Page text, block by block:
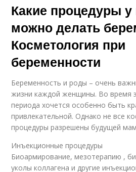
Какие процедуры у
можно делать
Косметология при
беременности
Беременность и роды – очень
жизни каждой женщины. Во время
периода хочется особенно быть
привлекательной. Однако не все
процедуры разрешены будущей
Инъекционные процедуры
Биоармирование, мезотерапию ,
уколы коллагена и другие